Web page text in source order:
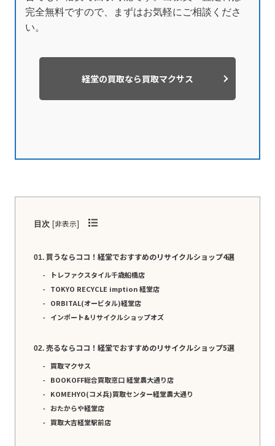
完全無料ですので、まずはお気軽にご相談くださ
い。
経堂の買取なら買取マクサス
目次 [非表示]
買うならココ！経堂でおすすめのリサイクルショップ4選
トレファクスタイル千歳船橋店
TOKYO RECYCLE imption 経堂店
ORBITAL(オービタル)経堂店
インポート&リサイクルショップオズ
売るならココ！経堂でおすすめのリサイクルショップ5選
買取マクサス
BOOKOFF総合買取窓口 経堂農大通り店
KOMEHYO(コメ兵)買取センター経堂農大通り
おたからや経堂店
買取大吉経堂駅前店